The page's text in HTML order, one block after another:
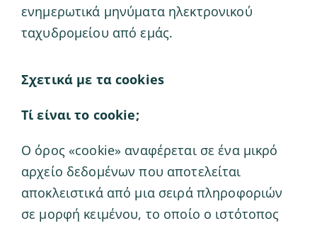
ενημερωτικά μηνύματα ηλεκτρονικού
ταχυδρομείου από εμάς.
Σχετικά με τα cookies
Τί είναι το cookie;
Ο όρος «cookie» αναφέρεται σε ένα μικρό
αρχείο δεδομένων που αποτελείται
αποκλειστικά από μια σειρά πληροφοριών
σε μορφή κειμένου, το οποίο ο ιστότοπος